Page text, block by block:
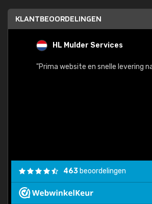
KLANTBEOORDELINGEN
HL Mulder Services
"Prima website en snelle levering
463 beoordelingen